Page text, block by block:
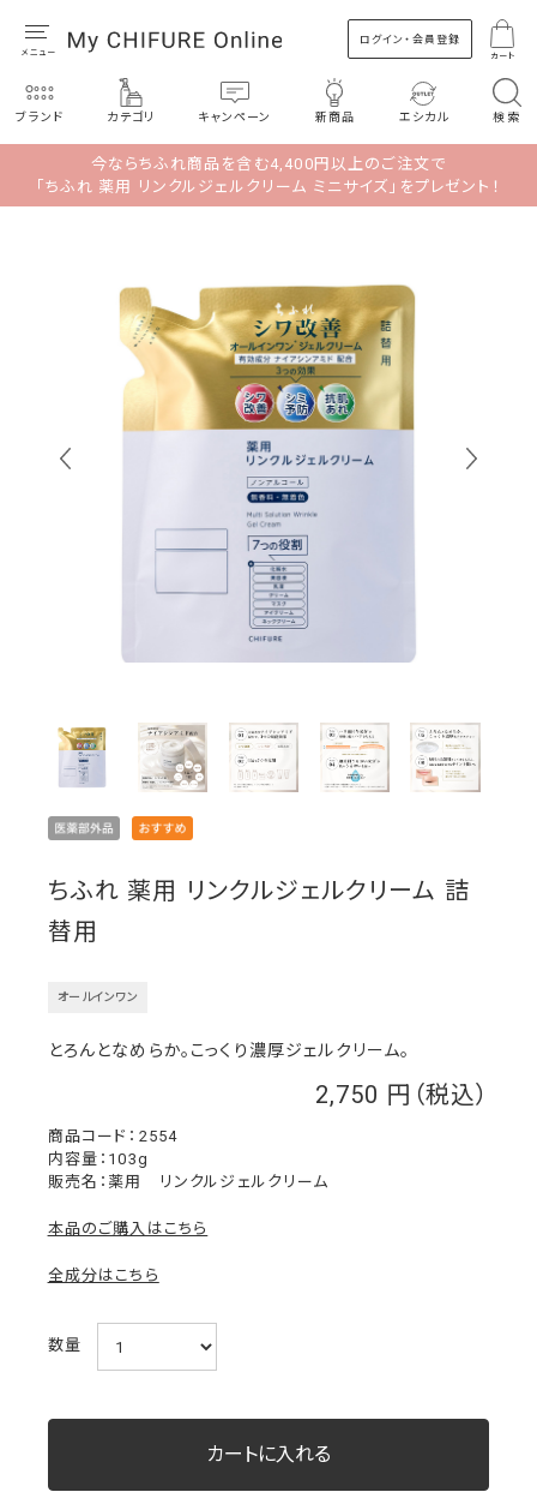
ログイン・会員登録
カート
ブランド カテゴリ キャンペーン 新商品 エシカル 検索
今ならちふれ商品を含む4,400円以上のご注文で
「ちふれ 薬用 リンクルジェルクリーム ミニサイズ」をプレゼント！
ちふれ 薬用 リンクルジェルクリーム 詰
替用
オールインワン
2,750
2554
とろんとなめらか。こっくり濃厚ジェルクリーム。
内容量：103g
販売名：薬用 リンクルジェルクリーム
本品のご購入はこちら
全成分はこちら
数量